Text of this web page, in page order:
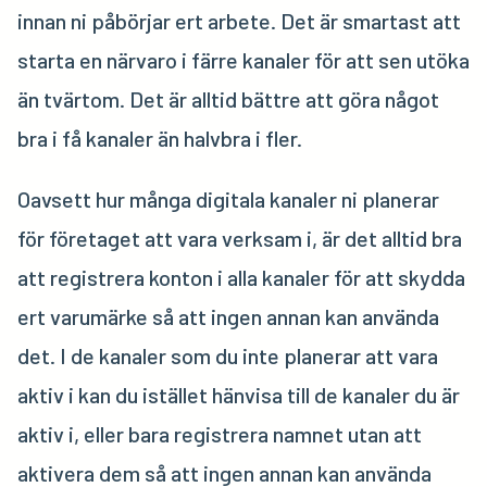
innan ni påbörjar ert arbete. Det är smartast att
starta en närvaro i färre kanaler för att sen utöka
än tvärtom. Det är alltid bättre att göra något
bra i få kanaler än halvbra i fler.
Oavsett hur många digitala kanaler ni planerar
för företaget att vara verksam i, är det alltid bra
att registrera konton i alla kanaler för att skydda
ert varumärke så att ingen annan kan använda
det. I de kanaler som du inte planerar att vara
aktiv i kan du istället hänvisa till de kanaler du är
aktiv i, eller bara registrera namnet utan att
aktivera dem så att ingen annan kan använda